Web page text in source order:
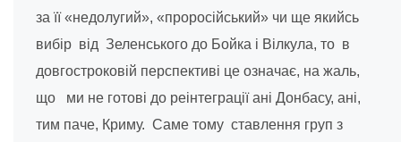
за її «недолугий», «проросійський» чи ще якийсь
вибір від Зеленського до Бойка і Вілкула, то в
довгостроковій перспективі це означає, на жаль,
що ми не готові до реінтеграції ані Донбасу, ані,
тим паче, Криму. Саме тому ставлення груп з